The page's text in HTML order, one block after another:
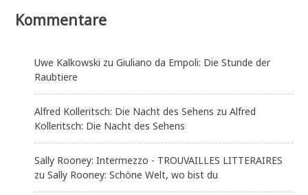
Kommentare
Uwe Kalkowski zuGiuliano da Empoli: Die Stunde der
Raubtiere
Alfred Kolleritsch: Die Nacht des Sehens zuAlfred
Kolleritsch: Die Nacht des Sehens
Sally Rooney: Intermezzo - TROUVAILLES LITTERAIRES
zuSally Rooney: Schöne Welt, wo bist du